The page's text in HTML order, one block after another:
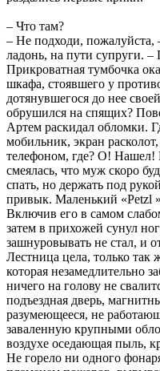
– Что там?
– Не подходи,
ладонь, на пути супруги.
Прикроватная тумбочка
шкафа, стоявшего у
дотянувшегося до нее
обрушился на спящих?
Артем раскидал обломки.
мобильник, экран
телефоном, где? О! Нашел!
смеялась, что муж скоро
спать, но держать под
привык. Маленький «Petzl
Включив его в самом
затем в прихожей сунул
зашнуровывать не стал, и
Лестница цела, только
которая незамедлительно
ничего на голову не
подъездная дверь,
разумеющееся, не
заваленную крупными
воздухе оседающая пыль,
Не горело ни одного